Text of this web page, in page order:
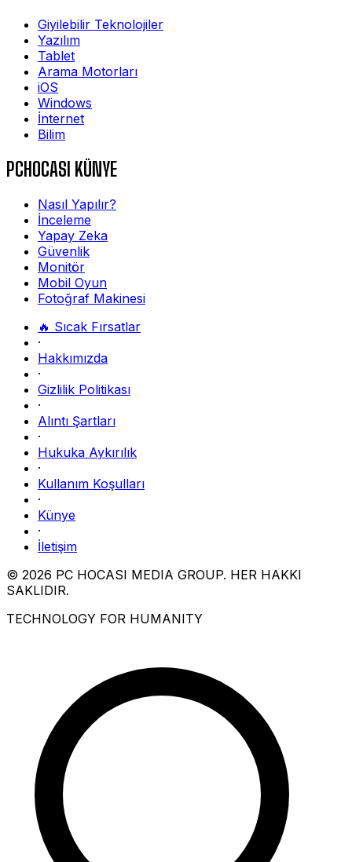
Giyilebilir Teknolojiler
Yazılım
Tablet
Arama Motorları
iOS
Windows
İnternet
Bilim
PCHOCASI KÜNYE
Nasıl Yapılır?
İnceleme
Yapay Zeka
Güvenlik
Monitör
Mobil Oyun
Fotoğraf Makinesi
🔥 Sıcak Fırsatlar
·
Hakkımızda
·
Gizlilik Politikası
·
Alıntı Şartları
·
Hukuka Aykırılık
·
Kullanım Koşulları
·
Künye
·
İletişim
© 2026 PC HOCASI MEDIA GROUP. HER HAKKI
SAKLIDIR.
TECHNOLOGY FOR HUMANITY